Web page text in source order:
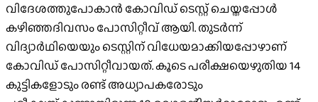
വിദേശത്തുപോകാൻ കോവിഡ് ടെസ്റ്റ് ചെയ്തപ്പോൾ
കഴിഞ്ഞദിവസം പോസിറ്റീവ് ആയി. തുടർന്ന്
വിദ്യാർഥിയെയും ടെസ്റ്റിന് വിധേയമാക്കിയപ്പോഴാണ്
കോവിഡ് പോസിറ്റീവായത്. കൂടെ പരീക്ഷയെഴുതിയ 14
കുട്ടികളോടും രണ്ട് അധ്യാപകരോടും